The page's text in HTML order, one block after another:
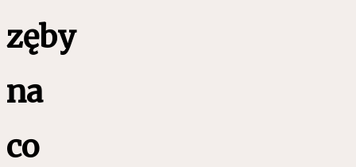
zęby
na
co